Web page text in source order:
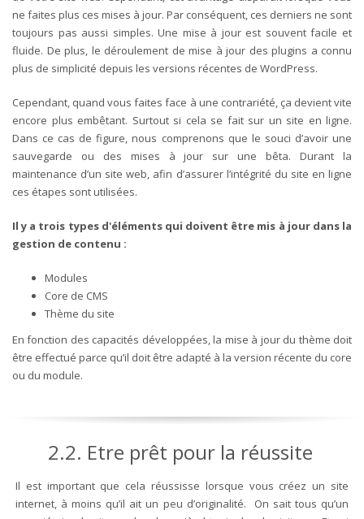
ne faites plus ces mises à jour. Par conséquent, ces derniers ne sont
toujours pas aussi simples. Une mise à jour est souvent facile et
fluide. De plus, le déroulement de mise à jour des plugins a connu
plus de simplicité depuis les versions récentes de WordPress.
Cependant, quand vous faites face à une contrariété, ça devient vite
encore plus embêtant. Surtout si cela se fait sur un site en ligne.
Dans ce cas de figure, nous comprenons que le souci d’avoir une
sauvegarde ou des mises à jour sur une bêta. Durant la
maintenance d’un site web, afin d’assurer l’intégrité du site en ligne
ces étapes sont utilisées.
Il y a trois types d'éléments qui doivent être mis à jour dans la
gestion de contenu :
Modules
Core de CMS
Thème du site
En fonction des capacités développées, la mise à jour du thème doit
être effectué parce qu’il doit être adapté à la version récente du core
ou du module.
2.2. Etre prêt pour la réussite
Il est important que cela réussisse lorsque vous créez un site
internet, à moins qu’il ait un peu d’originalité. On sait tous qu’un